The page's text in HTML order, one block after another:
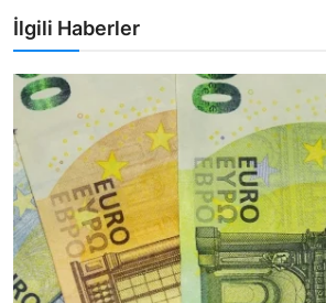
İlgili Haberler